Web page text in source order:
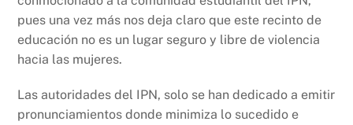
o
k
p
k
pues una vez más nos deja claro que este recinto de
educación no es un lugar seguro y libre de violencia
hacia las mujeres.
Las autoridades del IPN, solo se han dedicado a emitir
pronunciamientos donde minimiza lo sucedido e